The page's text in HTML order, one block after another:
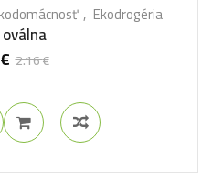
Ekodrogéria
2.16€
€